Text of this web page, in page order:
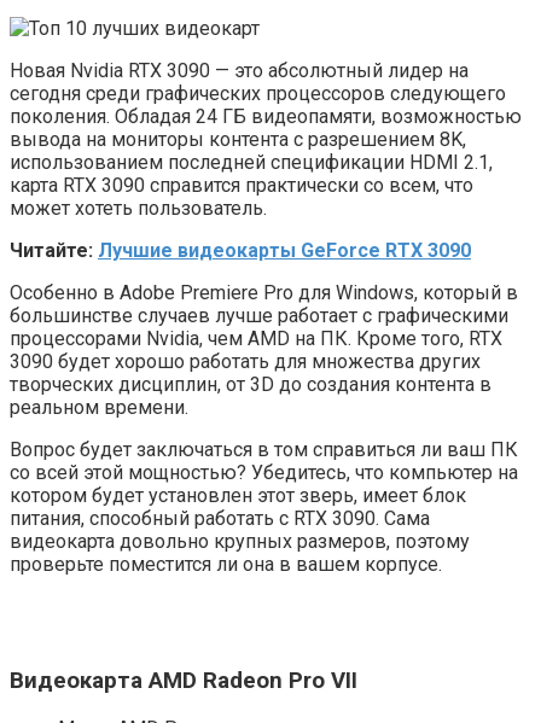
Новая Nvidia RTX 3090 — это абсолютный лидер на
сегодня среди графических процессоров следующего
поколения. Обладая 24 ГБ видеопамяти, возможностью
вывода на мониторы контента с разрешением 8K,
использованием последней спецификации HDMI 2.1,
карта RTX 3090 справится практически со всем, что
может хотеть пользователь.
Читайте: Лучшие видеокарты GeForce RTX 3090
Особенно в Adobe Premiere Pro для Windows, который в
большинстве случаев лучше работает с графическими
процессорами Nvidia, чем AMD на ПК. Кроме того, RTX
3090 будет хорошо работать для множества других
творческих дисциплин, от 3D до создания контента в
реальном времени.
Вопрос будет заключаться в том справиться ли ваш ПК
со всей этой мощностью? Убедитесь, что компьютер на
котором будет установлен этот зверь, имеет блок
питания, способный работать с RTX 3090. Сама
видеокарта довольно крупных размеров, поэтому
проверьте поместится ли она в вашем корпусе.
Видеокарта AMD Radeon Pro VII